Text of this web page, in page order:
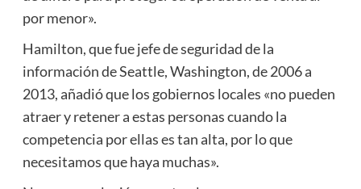
por menor».
Hamilton, que fue jefe de seguridad de la
información de Seattle, Washington, de 2006 a
2013, añadió que los gobiernos locales «no pueden
atraer y retener a estas personas cuando la
competencia por ellas es tan alta, por lo que
necesitamos que haya muchas».